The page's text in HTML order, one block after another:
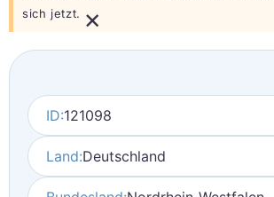
sich jetzt. ×
ID:121098
Land:Deutschland